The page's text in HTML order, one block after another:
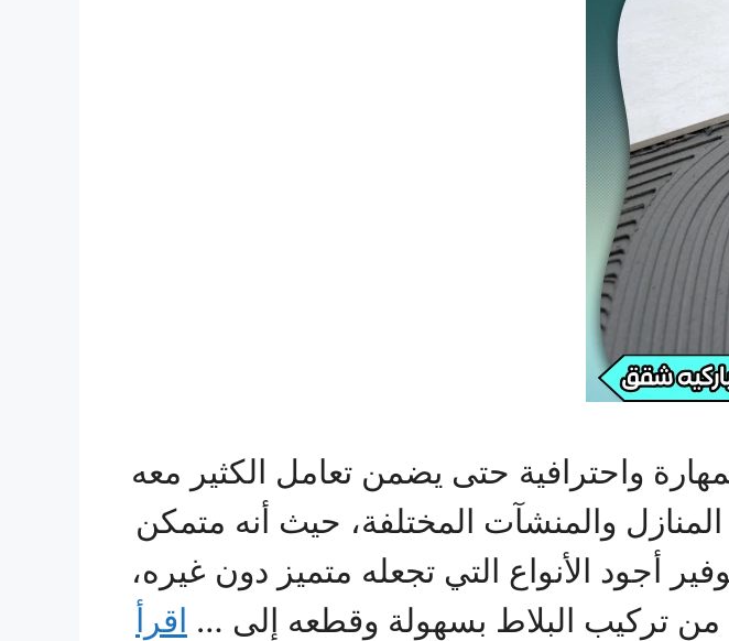
واحترافية حتى يضمن تعامل الكثير معه
والمنشآت المختلفة، حيث أنه متمكن
أجود الأنواع التي تجعله متميز دون غيره،
من تركيب البلاط بسهولة وقطعه إلى … اقرأ